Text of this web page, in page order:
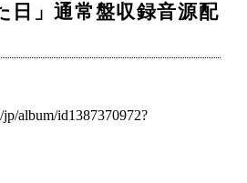
日」通常盤収録音源配
album/id1387370972?